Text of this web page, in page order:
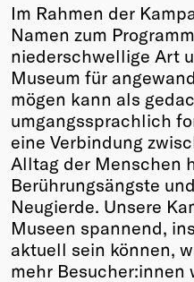
Im Rahmen der
Namen zum
niederschwellige Art
Museum für
mögen kann als
umgangssprachlich
eine Verbindung
Alltag der Menschen
Berührungsängste
Neugierde. Unsere
Museen spannend,
aktuell sein können,
mehr Besucher:innen